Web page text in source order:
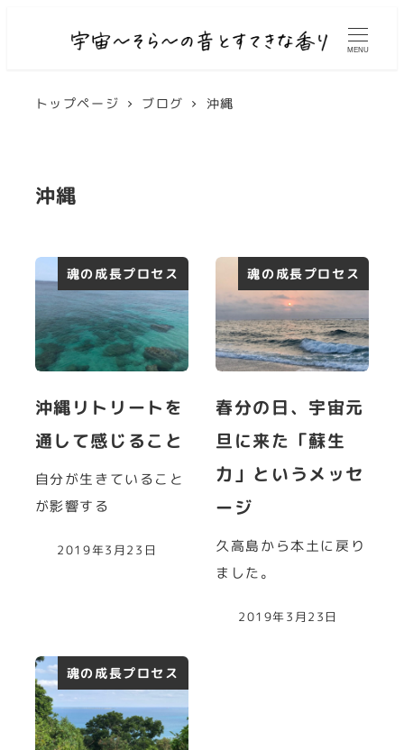
MENU
トップページ ブログ 沖縄
沖縄
魂の成長プロセス
沖縄リトリートを
通して感じること
自分が生きていること
が影響する
2019年3月23日
魂の成長プロセス
春分の日、宇宙元
旦に来た「蘇生
力」というメッセ
ージ
久高島から本土に戻り
ました。
2019年3月23日
魂の成長プロセス